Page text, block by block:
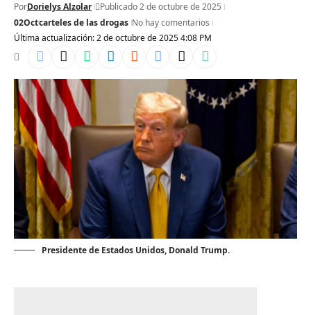
Última actualización: 2 de octubre de 2025 4:08 PM
PorDorielys Alzolar
Publicado 2 de octubre de 2025
02Octcarteles de las drogas No hay comentarios
Presidente de Estados Unidos, Donald Trump.